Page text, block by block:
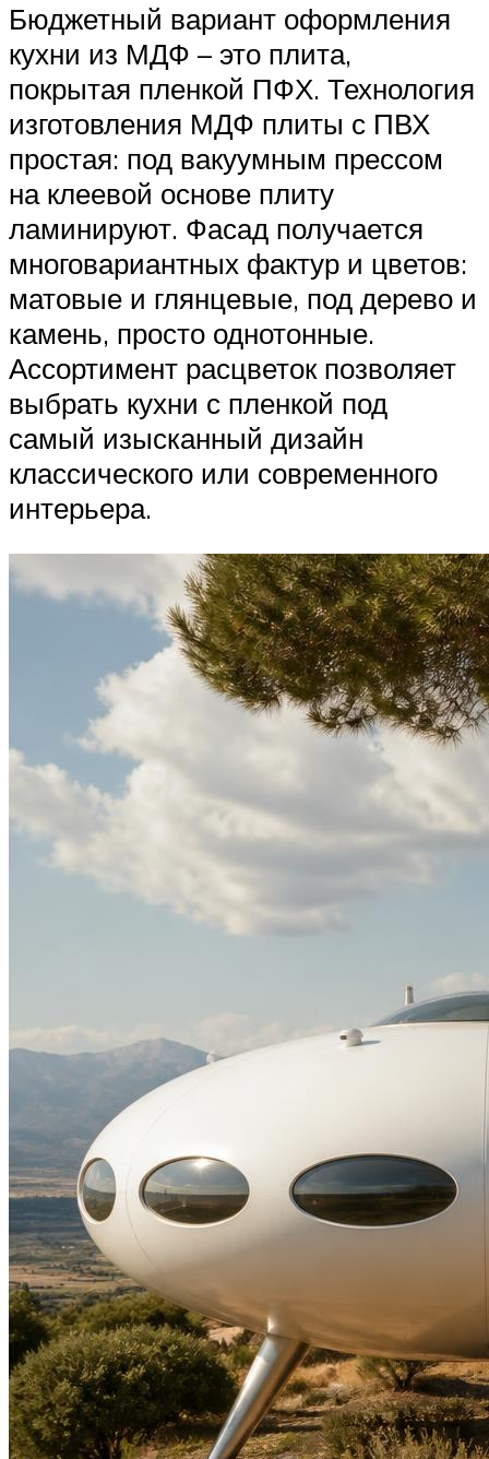
Бюджетный вариант оформления
кухни из МДФ – это плита,
покрытая пленкой ПФХ. Технология
изготовления МДФ плиты с ПВХ
простая: под вакуумным прессом
на клеевой основе плиту
ламинируют. Фасад получается
многовариантных фактур и цветов:
матовые и глянцевые, под дерево и
камень, просто однотонные.
Ассортимент расцветок позволяет
выбрать кухни с пленкой под
самый изысканный дизайн
классического или современного
интерьера.